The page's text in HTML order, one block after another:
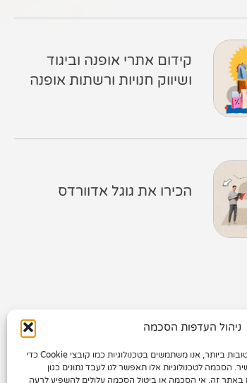
ניהול העדפות הסכמה
כדי לספק את חוויות המשתמש הטובות ביותר, אנו משתמשים בטכנולוגיות כמו קובצי Cookie כדי
הסכמה לטכנולוגיות אלו תאפשר לנו לעבד נתונים כגון
באתר זה. אי הסכמה או ביטול הסכמה עלולים להשפיע לרעה
קידום אתרי אופנה וביגוד
ושיווק חנויות ורשתות אופנה
הכירו את גוגל אדוורדס